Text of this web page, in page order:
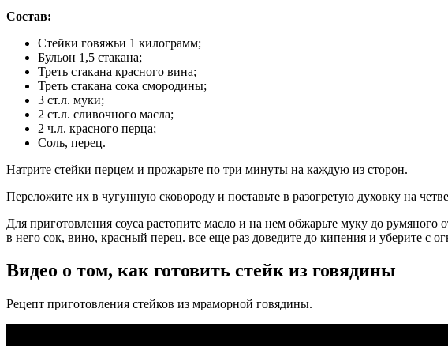
Состав:
Стейки говяжьи 1 килограмм;
Бульон 1,5 стакана;
Треть стакана красного вина;
Треть стакана сока смородины;
3 ст.л. муки;
2 ст.л. сливочного масла;
2 ч.л. красного перца;
Соль, перец.
Натрите стейки перцем и прожарьте по три минуты на каждую из сторон.
Переложите их в чугунную сковороду и поставьте в разогретую духовку на
Для приготовления соуса растопите масло и на нем обжарьте муку до румяного
в него сок, вино, красный перец. все еще раз доведите до кипения и уберите с
Видео о том, как готовить стейк из говядины
Рецепт приготовления стейков из мраморной говядины.